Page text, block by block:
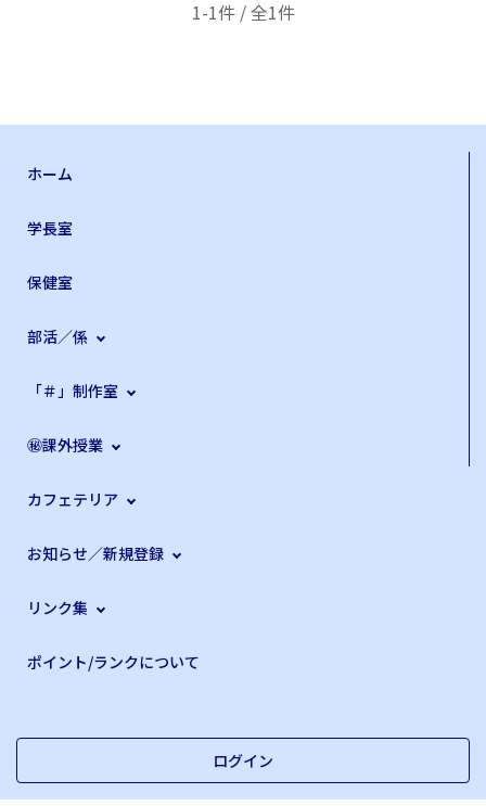
1-1件 / 全1件
ホーム
学長室
保健室
部活／係
「＃」制作室
㊙課外授業
カフェテリア
お知らせ／新規登録
リンク集
ポイント/ランクについて
ログイン